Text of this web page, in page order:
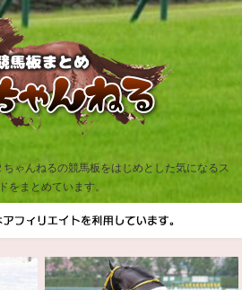
ゃんねるの競馬板をはじめとした気になるス
をまとめています。